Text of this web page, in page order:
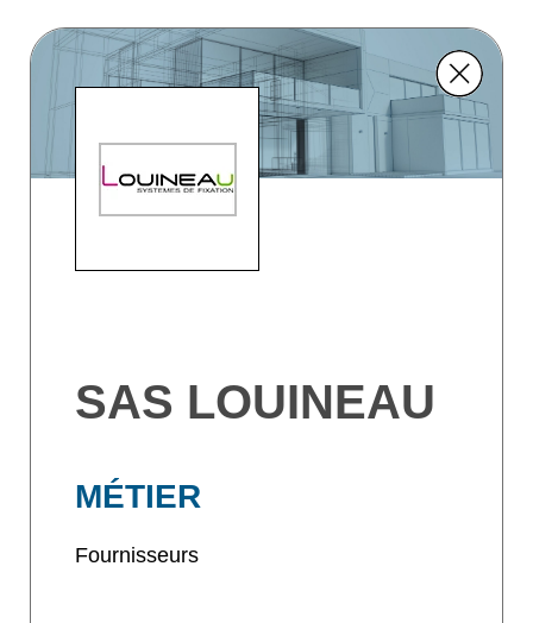
SAS LOUINEAU
MÉTIER
Fournisseurs